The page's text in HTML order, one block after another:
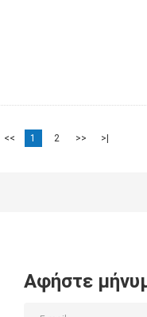
<< 1 2 >> >|
Αφήστε